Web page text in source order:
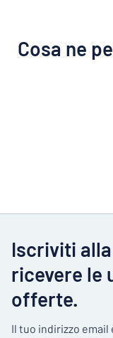
Cosa ne
Iscriviti
ricevere le
offerte.
Il tuo indirizzo email